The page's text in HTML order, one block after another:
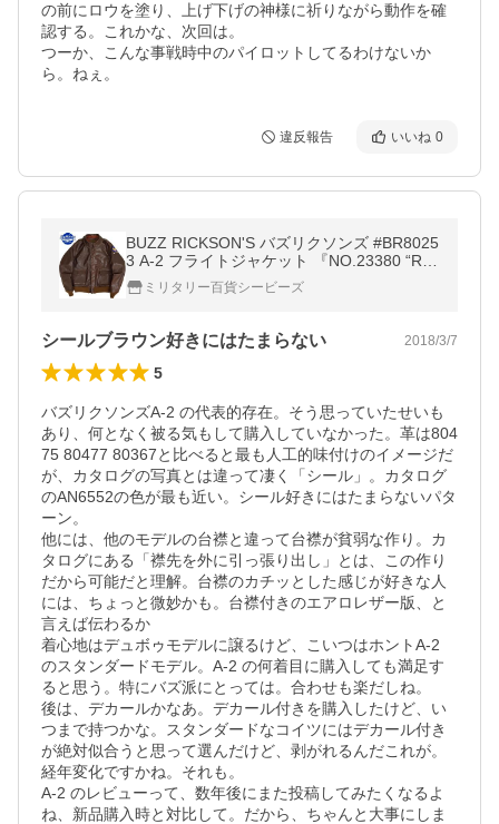
の前にロウを塗り、上げ下げの神様に祈りながら動作を確
認する。これかな、次回は。
つーか、こんな事戦時中のパイロットしてるわけないか
ら。ねぇ。
違反報告 いいね 0
BUZZ RICKSON'S バズリクソンズ #BR8025
3 A-2 フライトジャケット 『NO.23380 “RO
UGH WEAE CLOTHING CO.”』A2 メンズ ア
ウター ミリタリー レザー 本革 皮
ミリタリー百貨シービーズ
シールブラウン好きにはたまらない 2018/3/7
5
バズリクソンズA-2 の代表的存在。そう思っていたせいも
あり、何となく被る気もして購入していなかった。革は804
75 80477 80367と比べると最も人工的味付けのイメージだ
が、カタログの写真とは違って凄く「シール」。カタログ
のAN6552の色が最も近い。シール好きにはたまらないパタ
ーン。
他には、他のモデルの台襟と違って台襟が貧弱な作り。カ
タログにある「襟先を外に引っ張り出し」とは、この作り
だから可能だと理解。台襟のカチッとした感じが好きな人
には、ちょっと微妙かも。台襟付きのエアロレザー版、と
言えば伝わるか
着心地はデュボゥモデルに譲るけど、こいつはホントA-2
のスタンダードモデル。A-2 の何着目に購入しても満足す
ると思う。特にバズ派にとっては。合わせも楽だしね。
後は、デカールかなあ。デカール付きを購入したけど、い
つまで持つかな。スタンダードなコイツにはデカール付き
が絶対似合うと思って選んだけど、剥がれるんだこれが。
経年変化ですかね。それも。
A-2 のレビューって、数年後にまた投稿してみたくなるよ
ね、新品購入時と対比して。だから、ちゃんと大事にしま